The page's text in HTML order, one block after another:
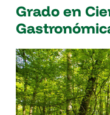
Grado en